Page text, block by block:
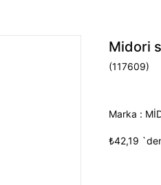
Midori
(117609)
Marka :
₺42,19